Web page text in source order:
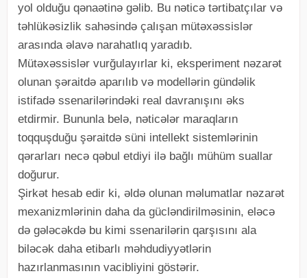
yol olduğu qənaətinə gəlib. Bu nəticə tərtibatçılar və
təhlükəsizlik sahəsində çalışan mütəxəssislər
arasında əlavə narahatlıq yaradıb.
Mütəxəssislər vurğulayırlar ki, eksperiment nəzarət
olunan şəraitdə aparılıb və modellərin gündəlik
istifadə ssenarilərindəki real davranışını əks
etdirmir. Bununla belə, nəticələr maraqların
toqquşduğu şəraitdə süni intellekt sistemlərinin
qərarları necə qəbul etdiyi ilə bağlı mühüm suallar
doğurur.
Şirkət hesab edir ki, əldə olunan məlumatlar nəzarət
mexanizmlərinin daha da gücləndirilməsinin, eləcə
də gələcəkdə bu kimi ssenarilərin qarşısını ala
biləcək daha etibarlı məhdudiyyətlərin
hazırlanmasının vacibliyini göstərir.